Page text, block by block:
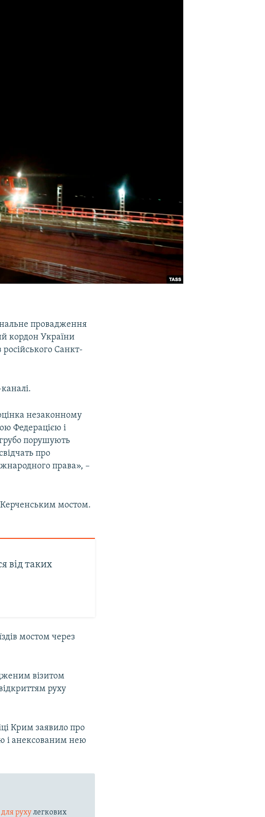
провадження
кордон України
Санкт-
незаконному
Федерацією і
порушують
про
права», –
Керченським мостом.
від таких
мостом через
візитом
руху
Крим заявило про
і анексованим нею
рухулегкових